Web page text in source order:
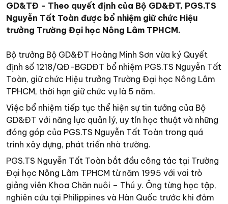
GD&TĐ - Theo quyết định của Bộ GD&ĐT, PGS.TS
Nguyễn Tất Toàn được bổ nhiệm giữ chức Hiệu
trưởng Trường Đại học Nông Lâm TPHCM.
Bộ trưởng Bộ GD&ĐT Hoàng Minh Sơn vừa ký Quyết
định số 1218/QĐ-BGDĐT bổ nhiệm PGS.TS Nguyễn Tất
Toàn, giữ chức Hiệu trưởng Trường Đại học Nông Lâm
TPHCM, thời hạn giữ chức vụ là 5 năm.
Việc bổ nhiệm tiếp tục thể hiện sự tin tưởng của Bộ
GD&ĐT với năng lực quản lý, uy tín học thuật và những
đóng góp của PGS.TS Nguyễn Tất Toàn trong quá
trình xây dựng, phát triển nhà trường.
PGS.TS Nguyễn Tất Toàn bắt đầu công tác tại Trường
Đại học Nông Lâm TPHCM từ năm 1995 với vai trò
giảng viên Khoa Chăn nuôi – Thú y. Ông từng học tập,
nghiên cứu tại Philippines và Hàn Quốc trước khi đảm